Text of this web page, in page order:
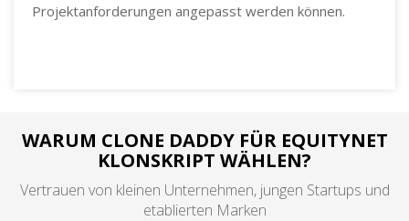
Projektanforderungen angepasst werden können.
WARUM CLONE DADDY FÜR EQUITYNET
KLONSKRIPT WÄHLEN?
Vertrauen von kleinen Unternehmen, jungen Startups und
etablierten Marken